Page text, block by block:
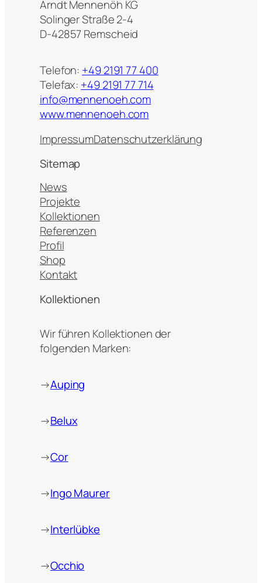
Arndt Mennenöh KG
Solinger Straße 2-4
D-42857 Remscheid
Telefon: +49 2191 77 400
Telefax: +49 2191 77 714
info@mennenoeh.com
www.mennenoeh.com
ImpressumDatenschutzerklärung
Sitemap
News
Projekte
Kollektionen
Referenzen
Profil
Shop
Kontakt
Kollektionen
Wir führen Kollektionen der
folgenden Marken:
→Auping
→Belux
→Cor
→Ingo Maurer
→Interlübke
→Occhio